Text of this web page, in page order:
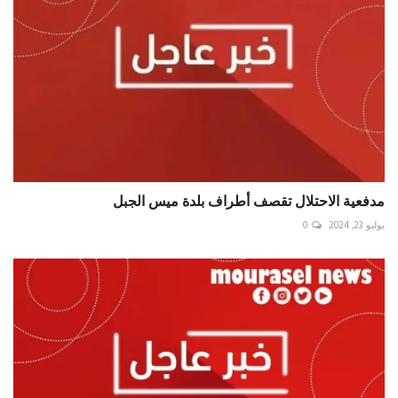
مدفعية الاحتلال تقصف أطراف بلدة ميس الجبل
يوليو 23, 2024 0